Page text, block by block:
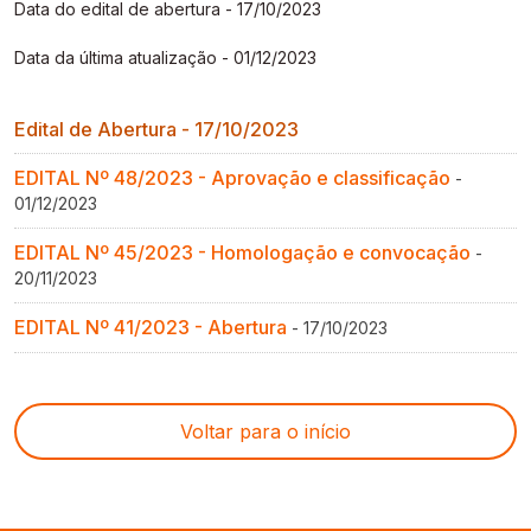
Data do edital de abertura - 17/10/2023
Data da última atualização - 01/12/2023
Edital de Abertura - 17/10/2023
EDITAL Nº 48/2023 - Aprovação e classificação -
01/12/2023
EDITAL Nº 45/2023 - Homologação e convocação -
20/11/2023
EDITAL Nº 41/2023 - Abertura - 17/10/2023
Voltar para o início
Gestão de Ambientes Promotores de Inovação
Aprendizagem [PDE]
Docência na Educação Infantil [DINF]
Gestão Escolar [GESC]
Gestão de Ambientes Promotores de Inovação
Aprendizagem [PDE]
Docência na Educação Infantil [DINF]
Gestão Escolar [GESC]
Gestão de Ambientes Promotores de Inovação
Aprendizagem [PDE]
Docência na Educação Infantil [DINF]
Gestão Escolar [GESC]
Gestão de Ambientes Promotores de Inovação
Aprendizagem [PDE]
Docência na Educação Infantil [DINF]
Gestão Escolar [GESC]
Gestão de Ambientes Promotores de Inovação
Aprendizagem [PDE]
Docência na Educação Infantil [DINF]
Gestão Escolar [GESC]